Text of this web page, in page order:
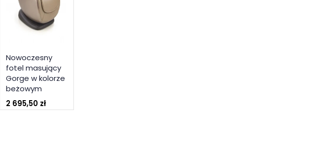
Nowoczesny
fotel masujący
Gorge w kolorze
beżowym
2 695,50 zł